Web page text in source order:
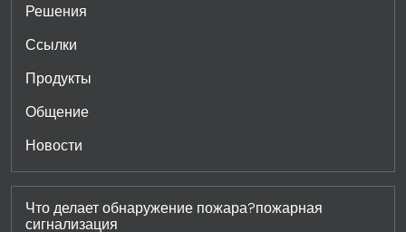
Решения
Ссылки
Продукты
Общение
Новости
Что делает обнаружение пожара?пожарная
сигнализация